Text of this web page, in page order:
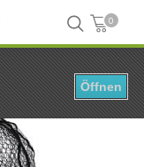
0
SPRO Kescher Twist Lock Net 85x85x80 cm
Öffnen